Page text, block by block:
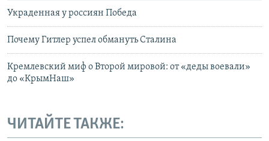
Украденная у россиян Победа
Почему Гитлер успел обмануть Сталина
Кремлевский миф о Второй мировой: от «деды воевали»
до «КрымНаш»
ЧИТАЙТЕ ТАКЖЕ: